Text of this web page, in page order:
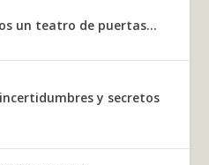
un teatro de puertas...
y secretos